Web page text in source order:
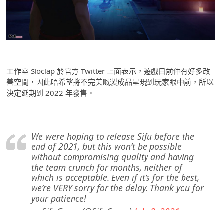
工作室 Sloclap 於官方 Twitter 上面表示，遊戲目前仲有好多改
善空間，因此唔希望將不完美嘅製成品呈現到玩家眼中前，所以
決定延期到 2022 年發售。
We were hoping to release Sifu before the
end of 2021, but this won’t be possible
without compromising quality and having
the team crunch for months, neither of
which is acceptable. Even if it’s for the best,
we’re VERY sorry for the delay. Thank you for
your patience!